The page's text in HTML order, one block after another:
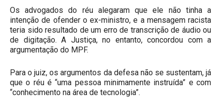
Os advogados do réu alegaram que ele não tinha a
intenção de ofender o ex-ministro, e a mensagem racista
teria sido resultado de um erro de transcrição de áudio ou
de digitação. A Justiça, no entanto, concordou com a
argumentação do MPF.
Para o juiz, os argumentos da defesa não se sustentam, já
que o réu é “uma pessoa minimamente instruída” e com
“conhecimento na área de tecnologia”.